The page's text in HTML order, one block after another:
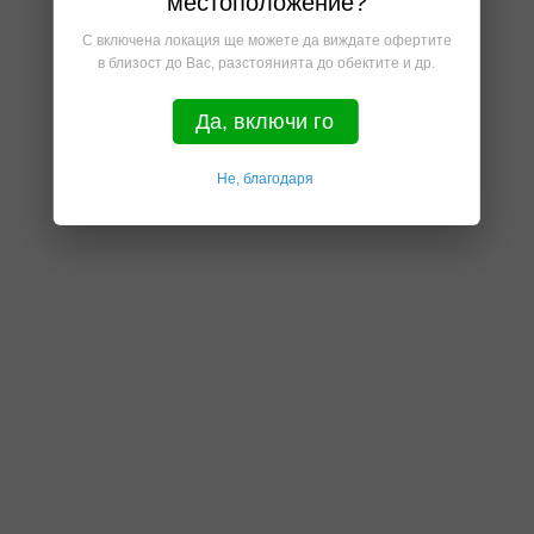
С включена локация ще можете да виждате офертите
в близост до Вас, разстоянията до обектите и др.
Да, включи го
Не, благодаря